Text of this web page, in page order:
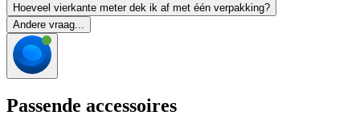
Hoeveel vierkante meter dek ik af met één verpakking?
Andere vraag...
Passende accessoires